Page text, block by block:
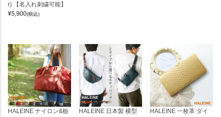
r) 【名入れ刺繍可能】
¥5,900(税込)
HALEINE ナイロン&栃
HALEINE 日本製 横型
HALEINE 一枚革 ダイ